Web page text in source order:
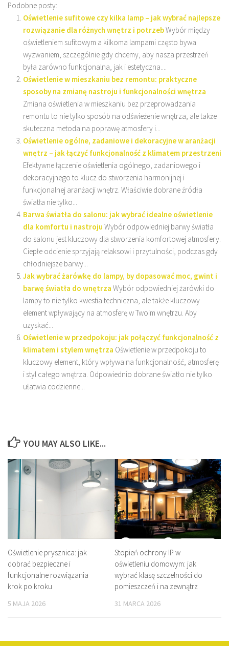
Podobne posty:
Oświetlenie sufitowe czy kilka lamp – jak wybrać najlepsze
rozwiązanie dla różnych wnętrz i potrzebWybór między
oświetleniem sufitowym a kilkoma lampami często bywa
wyzwaniem, szczególnie gdy chcemy, aby nasza przestrzeń
była zarówno funkcjonalna, jak i estetyczna....
Oświetlenie w mieszkaniu bez remontu: praktyczne
sposoby na zmianę nastroju i funkcjonalności wnętrza
Zmiana oświetlenia w mieszkaniu bez przeprowadzania
remontu to nie tylko sposób na odświeżenie wnętrza, ale także
skuteczna metoda na poprawę atmosfery i...
Oświetlenie ogólne, zadaniowe i dekoracyjne w aranżacji
wnętrz – jak łączyć funkcjonalność z klimatem przestrzeni
Efektywne łączenie oświetlenia ogólnego, zadaniowego i
dekoracyjnego to klucz do stworzenia harmonijnej i
funkcjonalnej aranżacji wnętrz. Właściwie dobrane źródła
światła nie tylko...
Barwa światła do salonu: jak wybrać idealne oświetlenie
dla komfortu i nastroju Wybór odpowiedniej barwy światła
do salonu jest kluczowy dla stworzenia komfortowej atmosfery.
Ciepłe odcienie sprzyjają relaksowi i przytulności, podczas gdy
chłodniejsze barwy...
Jak wybrać żarówkę do lampy, by dopasować moc, gwint i
barwę światła do wnętrza Wybór odpowiedniej żarówki do
lampy to nie tylko kwestia techniczna, ale także kluczowy
element wpływający na atmosferę w Twoim wnętrzu. Aby
uzyskać...
Oświetlenie w przedpokoju: jak połączyć funkcjonalność z
klimatem i stylem wnętrza Oświetlenie w przedpokoju to
kluczowy element, który wpływa na funkcjonalność, atmosferę
i styl całego wnętrza. Odpowiednio dobrane światło nie tylko
ułatwia codzienne...
YOU MAY ALSO LIKE...
Oświetlenie prysznica: jak
dobrać bezpieczne i
funkcjonalne rozwiązania
krok po kroku
5 MAJA 2026
Stopień ochrony IP w
oświetleniu domowym: jak
wybrać klasę szczelności do
pomieszczeń i na zewnątrz
31 MARCA 2026